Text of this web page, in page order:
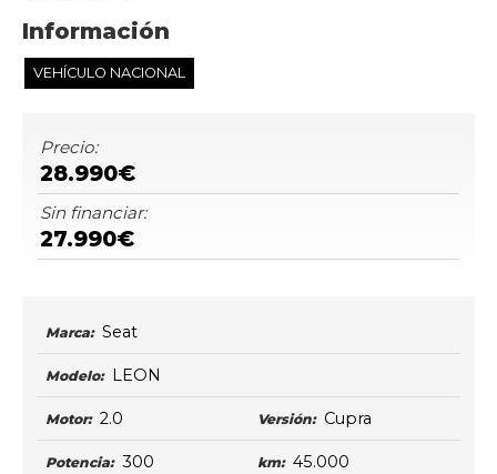
Información
VEHÍCULO NACIONAL
Precio:
28.990€
Sin financiar:
27.990€
Marca: Seat
Modelo: LEON
Motor: 2.0 Versión: Cupra
Potencia: 300 km: 45.000